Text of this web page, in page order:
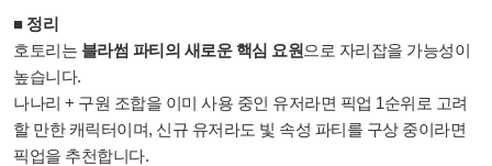
■ 정리
호토리는 블라썸 파티의 새로운 핵심 요원으로 자리잡을 가능성이
높습니다.
나나리 + 구원 조합을 이미 사용 중인 유저라면 픽업 1순위로 고려
할 만한 캐릭터이며, 신규 유저라도 빛 속성 파티를 구상 중이라면
픽업을 추천합니다.